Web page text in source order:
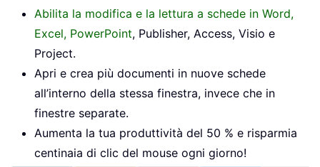
Abilita la modifica e la lettura a schede in Word,
Excel, PowerPoint, Publisher, Access, Visio e
Project.
Apri e crea più documenti in nuove schede
all’interno della stessa finestra, invece che in
finestre separate.
Aumenta la tua produttività del 50 % e risparmia
centinaia di clic del mouse ogni giorno!